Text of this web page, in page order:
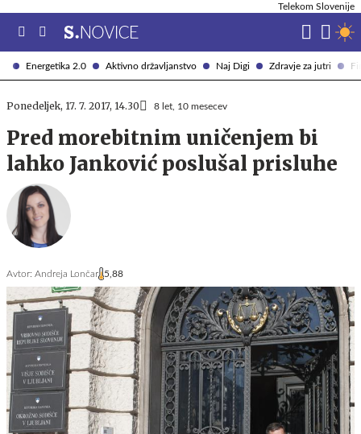
Energetika 2.0 Aktivno državljanstvo Naj Digi Zdravje za jutri
Telekom Slovenije
Ponedeljek, 17. 7. 2017, 14.30 8 let, 10 mesecev
Pred morebitnim uničenjem bi
lahko Janković poslušal prisluhe
Avtor: Andreja Lončar 5,88